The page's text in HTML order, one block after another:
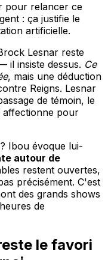
pour relancer ce
: ça justifie le
artificielle.
Lesnar reste
il insiste dessus. Ce
, mais une déduction
Reigns. Lesnar
de témoin, le
affectionne pour
Ibou évoque lui-
autour de
restent ouvertes,
précisément. C'est
des grands shows
de
le favori